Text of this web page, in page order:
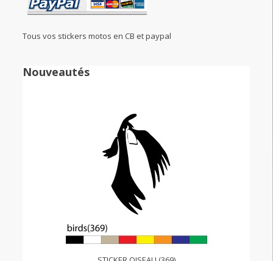
Tous vos stickers motos en CB et paypal
Nouveautés